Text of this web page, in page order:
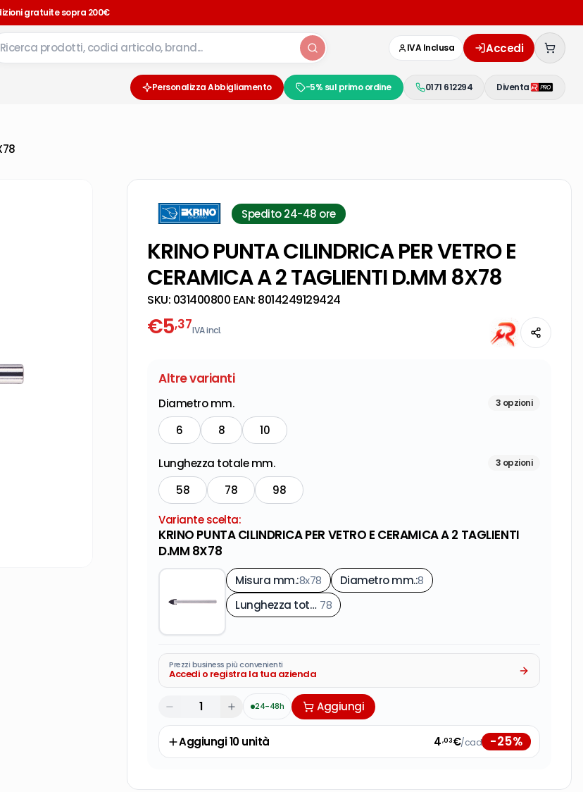
gratuite sopra 200€
IVA Inclusa Accedi
Personalizza Abbigliamento -5% sul primo ordine 0171 612294 Diventa
Spedito 24-48 ore
KRINO PUNTA CILINDRICA PER VETRO E
CERAMICA A 2 TAGLIENTI D.MM 8X78
SKU: 031400800 EAN: 8014249129424
€5,37IVA incl.
Altre varianti
Diametro mm. 3 opzioni
6 8 10
Lunghezza totale mm. 3 opzioni
58 78
98
Variante scelta:
KRINO PUNTA CILINDRICA PER VETRO E CERAMICA A 2 TAGLIENTI
D.MM 8X78
Misura mm.:8x78 Diametro mm.:8
Lunghezza totale mm. 78
Prezzi business più convenienti
Accedi o registra la tua azienda
24-48h Aggiungi
Aggiungi10unità 4,03€/cad -25%